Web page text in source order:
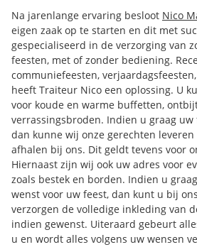
Na jarenlange ervaring besloot Nico
eigen zaak op te starten en dit met
gespecialiseerd in de verzorging van
feesten, met of zonder bediening.
communiefeesten,
heeft Traiteur Nico een oplossing. U
voor koude en warme buffetten,
verrassingsbroden. Indien u graag
dan kunne wij onze gerechten
afhalen bij ons. Dit geldt tevens voor
Hiernaast zijn wij ook uw adres voor
zoals bestek en borden. Indien u
wenst voor uw feest, dan kunt u bij
verzorgen de volledige inkleding van
indien gewenst. Uiteraard gebeurt
u en wordt alles volgens uw wensen